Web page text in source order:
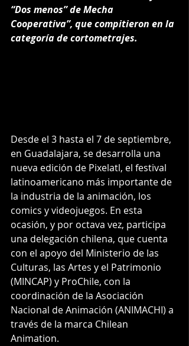
“Dos menos” de Mecha
Cooperativa”, que compitieron en la
categoría de cortometrajes.
Desde el 3 hasta el 7 de septiembre,
en Guadalajara, se desarrolla una
nueva edición de Pixelatl, el festival
latinoamericano más importante de
la industria de la animación, los
comics y videojuegos. En esta
ocasión, y por octava vez, participa
una delegación chilena, que cuenta
con el apoyo del Ministerio de las
Culturas, las Artes y el Patrimonio
(MINCAP) y ProChile, con la
coordinación de la Asociación
Nacional de Animación (ANIMACHI) a
través de la marca Chilean
Animation.